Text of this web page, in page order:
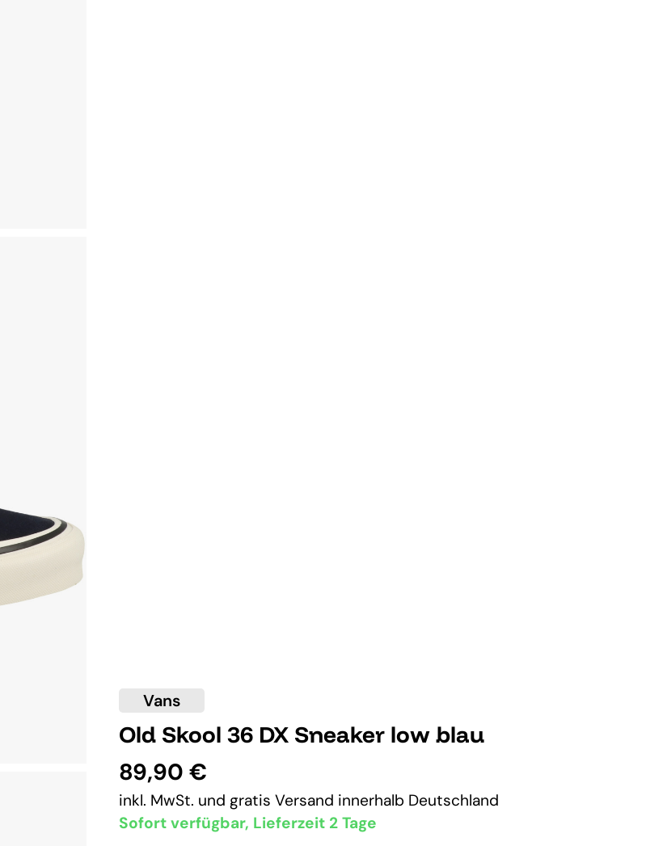
Vans
Old Skool 36 DX Sneaker low blau
89,90 €
inkl. MwSt. und gratis Versand innerhalb Deutschland
Sofort verfügbar, Lieferzeit 2 Tage